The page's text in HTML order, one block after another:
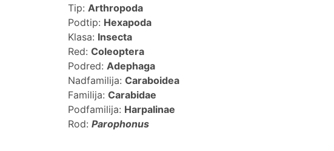
Tip: Arthropoda
Podtip: Hexapoda
Klasa: Insecta
Red: Coleoptera
Podred: Adephaga
Nadfamilija: Caraboidea
Familija: Carabidae
Podfamilija: Harpalinae
Rod: Parophonus